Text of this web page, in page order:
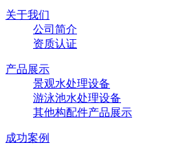
关于我们
公司简介
资质认证
产品展示
景观水处理设备
游泳池水处理设备
其他构配件产品展示
成功案例